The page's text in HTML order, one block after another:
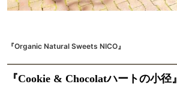
『Organic Natural Sweets NICO』
『Cookie & Chocolatハートの小径』